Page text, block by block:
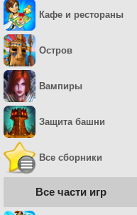
Кафе и рестораны
Остров
Вампиры
Защита башни
Все сборники
Все части игр